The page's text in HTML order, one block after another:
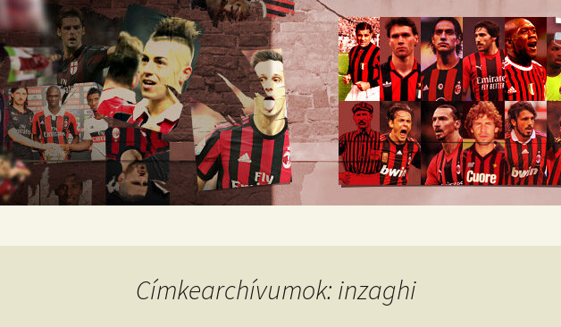
diavoli
Romokban heverő blog egy romokban heverő
Címkearchívumok: inzaghi